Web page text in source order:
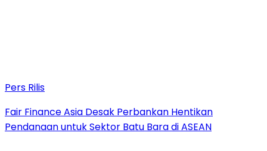
Pers Rilis
Fair Finance Asia Desak Perbankan Hentikan
Pendanaan untuk Sektor Batu Bara di ASEAN